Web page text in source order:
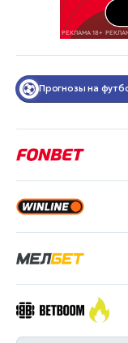
Прогнозы на